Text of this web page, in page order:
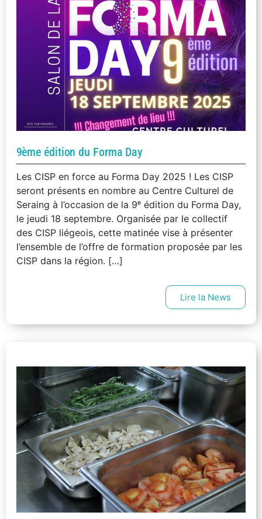
9ème édition du Forma Day
Les CISP en force au Forma Day 2025 ! Les CISP
seront présents en nombre au Centre Culturel de
Seraing à l’occasion de la 9ᵉ édition du Forma Day,
le jeudi 18 septembre. Organisée par le collectif
des CISP liégeois, cette matinée vise à présenter
l’ensemble de l’offre de formation proposée par les
CISP dans la région. […]
Lire la News